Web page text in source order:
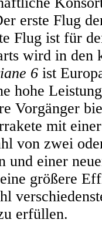
erste Flug
Flug ist für
wird in den
6 ist
hohe
Vorgänger
mit
von zwei
und einer
größere
erfüllen.